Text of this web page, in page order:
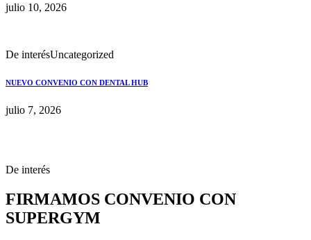
julio 10, 2026
De interésUncategorized
NUEVO CONVENIO CON DENTAL HUB
julio 7, 2026
De interés
FIRMAMOS CONVENIO CON
SUPERGYM